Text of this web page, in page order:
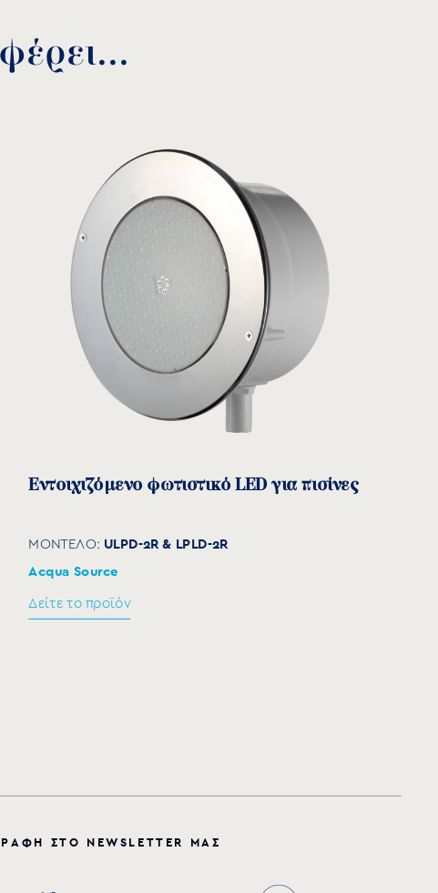
Εντοιχιζόμενο φωτιστικό LED για πισίνες
ΜΟΝΤΕΛΟ: ULPD-2R & LPLD-2R
Acqua Source
Δείτε το προϊόν
ΡΑΦΗ ΣΤΟ N EWSL ETT ER ΜΑΣ